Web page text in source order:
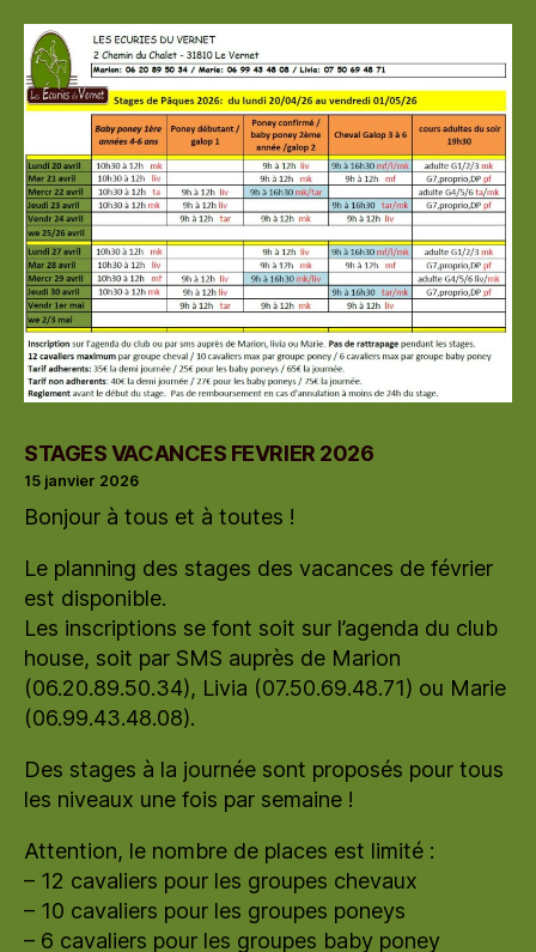
STAGES VACANCES FEVRIER 2026
15 janvier 2026
Bonjour à tous et à toutes !
Le planning des stages des vacances de février
est disponible.
Les inscriptions se font soit sur l’agenda du club
house, soit par SMS auprès de Marion
(06.20.89.50.34), Livia (07.50.69.48.71) ou Marie
(06.99.43.48.08).
Des stages à la journée sont proposés pour tous
les niveaux une fois par semaine !
Attention, le nombre de places est limité :
– 12 cavaliers pour les groupes chevaux
– 10 cavaliers pour les groupes poneys
– 6 cavaliers pour les groupes baby poney